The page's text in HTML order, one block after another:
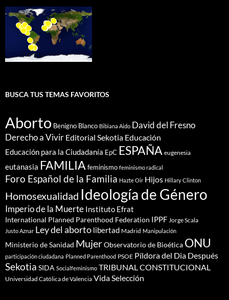
BUSCA TUS TEMAS FAVORITOS
Aborto Benigno Blanco Bibiana Aido David del Fresno
Derecho a Vivir Editorial Sekotia Educación
Educación para la Ciudadanía EpC ESPAÑA eugenesia
eutanasia FAMILIA feminismo feminismo radical
Foro Español de la Familia Hazte Oir Hijos Hillary Clinton
Homosexualidad Ideología de Género
Imperio de la Muerte Instituto Efrat
International Planned Parenthood Federation IPPF Jorge Scala
Justo Aznar Ley del aborto libertad Madrid Manipulación
Ministerio de Sanidad MujerObservatorio de Bioética ONU
participación ciudadana Planned Parenthood PSOE Píldora del Dia Después
Sekotia SIDA Socialfeminismo TRIBUNAL CONSTITUCIONAL
Universidad Católica de Valencia Vida Selección